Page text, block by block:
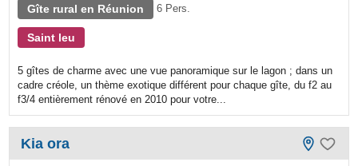
Gîte rural en Réunion 6 Pers.
Saint leu
5 gîtes de charme avec une vue panoramique sur le lagon ; dans un
cadre créole, un thème exotique différent pour chaque gîte, du f2 au
f3/4 entièrement rénové en 2010 pour votre...
Kia ora